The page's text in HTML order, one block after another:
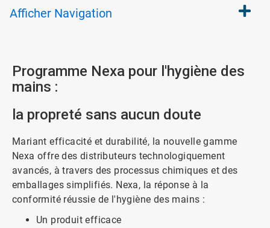
Afficher Navigation
Programme Nexa pour l'hygiène des
mains :
la propreté sans aucun doute
Mariant efficacité et durabilité, la nouvelle gamme
Nexa offre des distributeurs technologiquement
avancés, à travers des processus chimiques et des
emballages simplifiés. Nexa, la réponse à la
conformité réussie de l'hygiène des mains :
Un produit efficace